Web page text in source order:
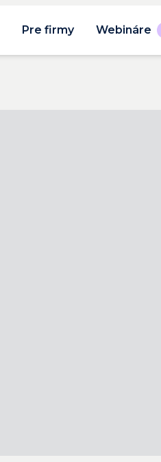
Pre firmy Webináre